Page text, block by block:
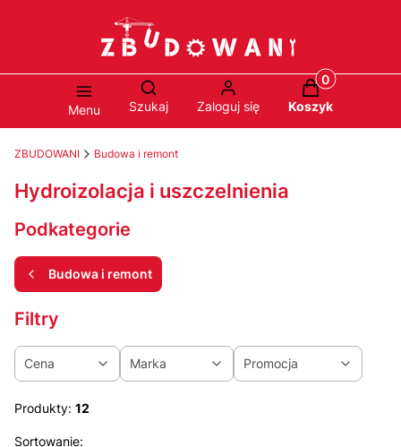
Menu
Otwórz wyszukiwarkę
Szukaj Zaloguj się
Produkty w
Koszyk
ZBUDOWANI Budowa i remont
Hydroizolacja i uszczelnienia
Podkategorie
Budowa i remont
Filtry
Cena Marka Promocja
Koniec filtrów
Produkty: 12
Lista produktów
Sortowanie: